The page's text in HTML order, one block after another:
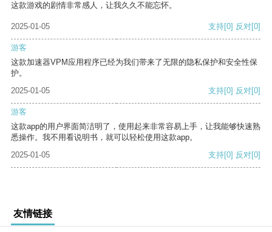
这款游戏的剧情非常感人，让我久久不能忘怀。
2025-01-05 支持[0] 反对[0]
游客
这款加速器VPM应用程序已经为我们带来了无限的隐私保护和安全性保
护。
2025-01-05
支持[0] 反对[0]
游客
这款app的用户界面简洁明了，使用起来非常容易上手，让我能够快速熟
悉操作。我不用看说明书，就可以轻松使用这款app。
2025-01-05
支持[0] 反对[0]
友情链接